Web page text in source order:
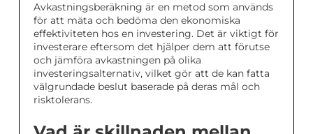
Avkastningsberäkning är en metod som används
för att mäta och bedöma den ekonomiska
effektiviteten hos en investering. Det är viktigt för
investerare eftersom det hjälper dem att förutse
och jämföra avkastningen på olika
investeringsalternativ, vilket gör att de kan fatta
välgrundade beslut baserade på deras mål och
risktolerans.